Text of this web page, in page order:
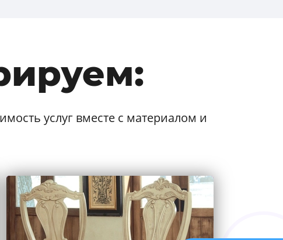
услуг вместе с материалом и